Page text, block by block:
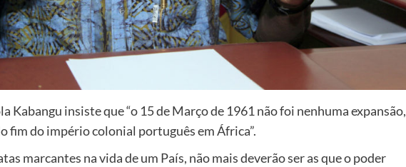
Kabangu insiste que “o 15 de Março de 1961 não foi nenhuma expansão,
fim do império colonial português em África”.
marcantes na vida de um País, não mais deverão ser as que o poder